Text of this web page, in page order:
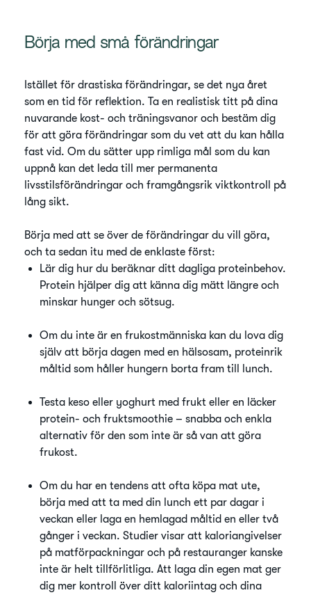
Börja med små förändringar
Istället för drastiska förändringar, se det nya året
som en tid för reflektion. Ta en realistisk titt på dina
nuvarande kost- och träningsvanor och bestäm dig
för att göra förändringar som du vet att du kan hålla
fast vid. Om du sätter upp rimliga mål som du kan
uppnå kan det leda till mer permanenta
livsstilsförändringar och framgångsrik viktkontroll på
lång sikt.
Börja med att se över de förändringar du vill göra,
och ta sedan itu med de enklaste först:
Lär dig hur du beräknar ditt dagliga proteinbehov.
Protein hjälper dig att känna dig mätt längre och
minskar hunger och sötsug.
Om du inte är en frukostmänniska kan du lova dig
själv att börja dagen med en hälsosam, proteinrik
måltid som håller hungern borta fram till lunch.
Testa keso eller yoghurt med frukt eller en läcker
protein- och fruktsmoothie – snabba och enkla
alternativ för den som inte är så van att göra
frukost.
Om du har en tendens att ofta köpa mat ute,
börja med att ta med din lunch ett par dagar i
veckan eller laga en hemlagad måltid en eller två
gånger i veckan. Studier visar att kaloriangivelser
på matförpackningar och på restauranger kanske
inte är helt tillförlitliga. Att laga din egen mat ger
dig mer kontroll över ditt kaloriintag och dina